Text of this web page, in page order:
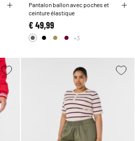
Pantalon ballon avec poches et
ceinture élastique
€ 49,99
+3